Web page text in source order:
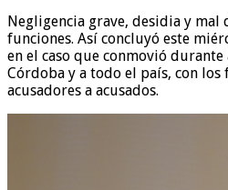
Negligencia grave, desidia y mal
funciones. Así concluyó este
en el caso que conmovió durante
Córdoba y a todo el país, con los
acusadores a acusados.